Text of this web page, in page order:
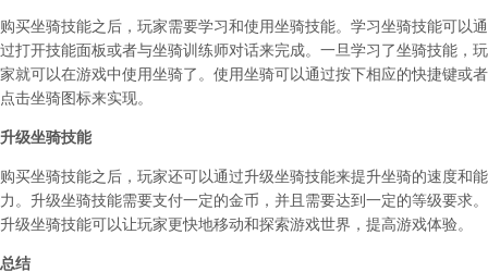
购买坐骑技能之后，玩家需要学习和使用坐骑技能。学习坐骑技能可以通
过打开技能面板或者与坐骑训练师对话来完成。一旦学习了坐骑技能，玩
家就可以在游戏中使用坐骑了。使用坐骑可以通过按下相应的快捷键或者
点击坐骑图标来实现。
升级坐骑技能
购买坐骑技能之后，玩家还可以通过升级坐骑技能来提升坐骑的速度和能
力。升级坐骑技能需要支付一定的金币，并且需要达到一定的等级要求。
升级坐骑技能可以让玩家更快地移动和探索游戏世界，提高游戏体验。
总结